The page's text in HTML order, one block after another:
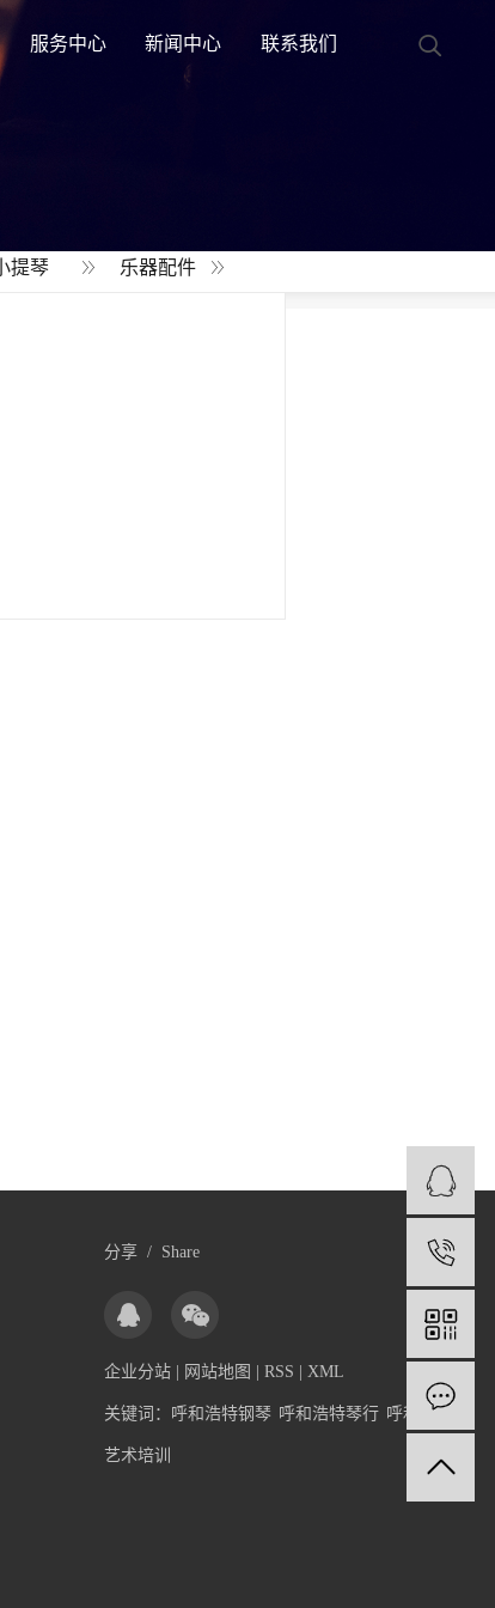
服务中心 新闻中心 联系我们
提琴 乐器配件
分享 / Share
企业分站 | 网站地图 |RSS | XML
关键词： 呼和浩特钢琴 呼和浩特琴行 呼和浩特
艺术培训